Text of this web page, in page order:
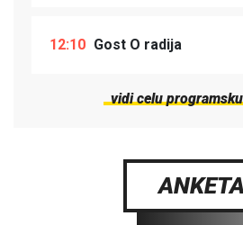
12:10 Gost O radija
vidi celu
ANKETA